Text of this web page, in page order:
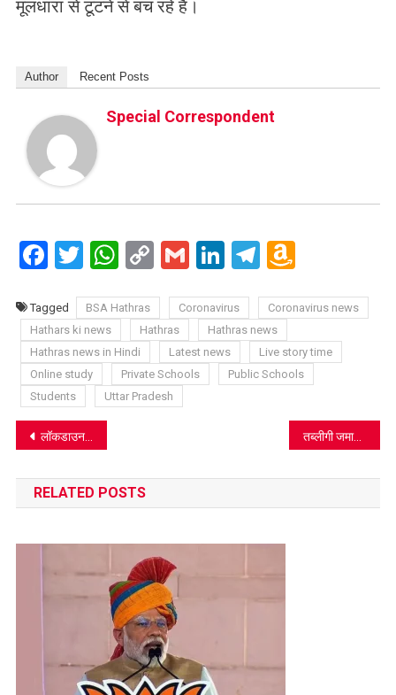
मूलधारा से टूटने से बच रहे हैं।
Author Recent Posts
Special Correspondent
Facebook
TwitterWhatsApp
CopyGmailLinkedIn
Telegram
List
Tagged BSA Hathras Coronavirus
Coronavirus news
Hathars ki news
Hathras
Hathras news
Hathras news in Hindi
Latest news
Live story time
Online study
Private Schools
Public Schools
Students
Uttar Pradesh
Post
navigation
लॉकडाउन के दौरान कहीं जनसंख्या न बढ़ जाए, ‘आशा’ कर रहीं ये काम तब्लीगी जमात की घटना पर पढ़िए जैन संत क्षु. पर्वसागरजी के क्रांतिकारी विचार
RELATED POSTS